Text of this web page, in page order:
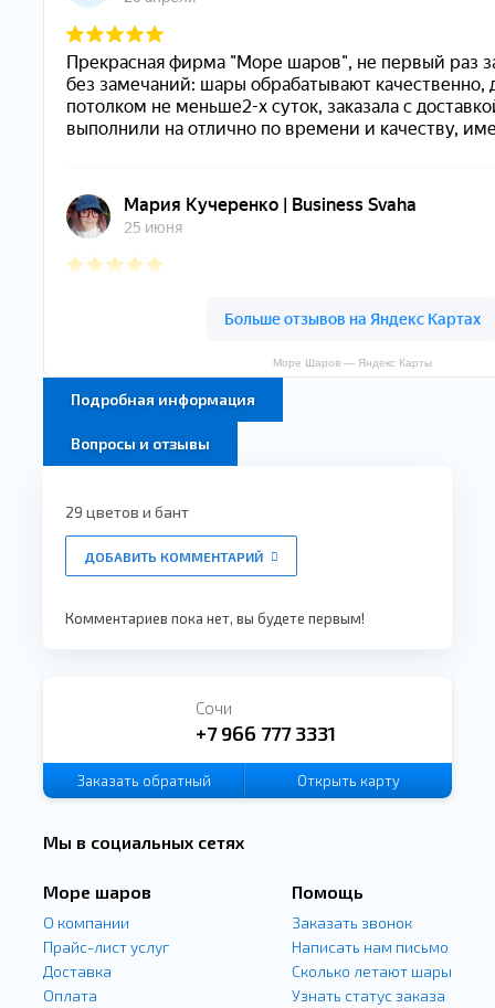
Море Шаров — Яндекс Карты
Подробная информация
Вопросы и отзывы
29 цветов и бант
ДОБАВИТЬ КОММЕНТАРИЙ
Комментариев пока нет, вы будете первым!
Сочи
+7 966 777 3331
Заказать обратный
Открыть карту
Мы в социальных сетях
Море шаров
О компании
Прайс-лист услуг
Доставка
Оплата
Помощь
Заказать звонок
Написать нам письмо
Сколько летают шары
Узнать статус заказа